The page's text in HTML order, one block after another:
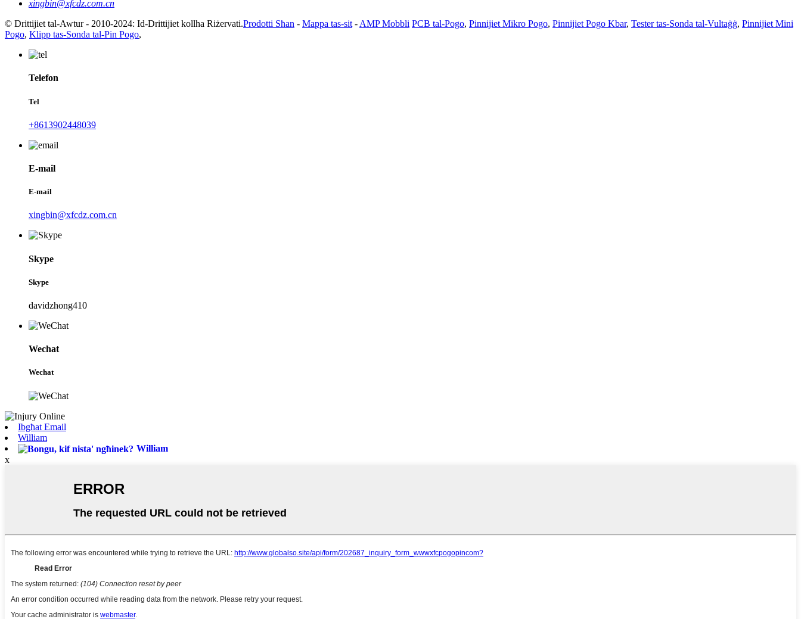
xingbin@xfcdz.com.cn
© Drittijiet tal-Awtur - 2010-2024: Id-Drittijiet kollha Riżervati.Prodotti Sħan - Mappa tas-sit - AMP Mobbli PCB tal-Pogo, Pinnijiet Mikro Pogo, Pinnijiet Pogo Kbar, Tester tas-Sonda tal-Vultaġġ, Pinnijiet Mini
Pogo, Klipp tas-Sonda tal-Pin Pogo,
Telefon
Tel
+8613902448039
E-mail
E-mail
xingbin@xfcdz.com.cn
Skype
Skype
davidzhong410
Wechat
Wechat
Ibgħat Email
William
William
x